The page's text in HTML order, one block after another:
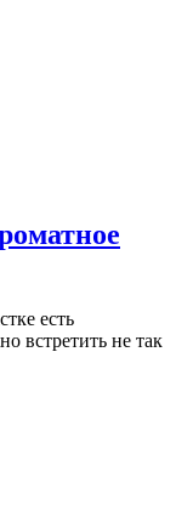
есть
встретить не так